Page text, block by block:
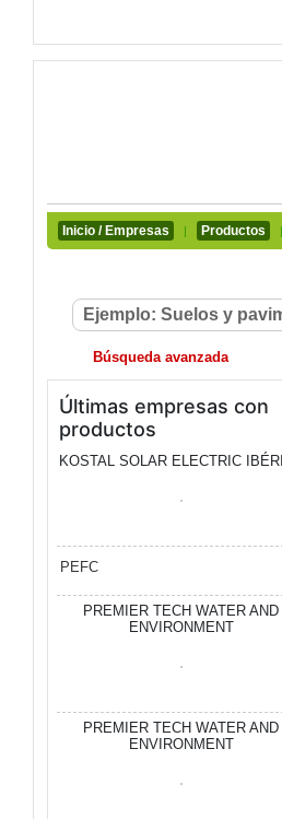
Inicio / Empresas | Productos |
Búsqueda avanzada
Últimas empresas con
productos
KOSTAL SOLAR ELECTRIC
PEFC
PREMIER TECH WATER AND
ENVIRONMENT
PREMIER TECH WATER AND
ENVIRONMENT